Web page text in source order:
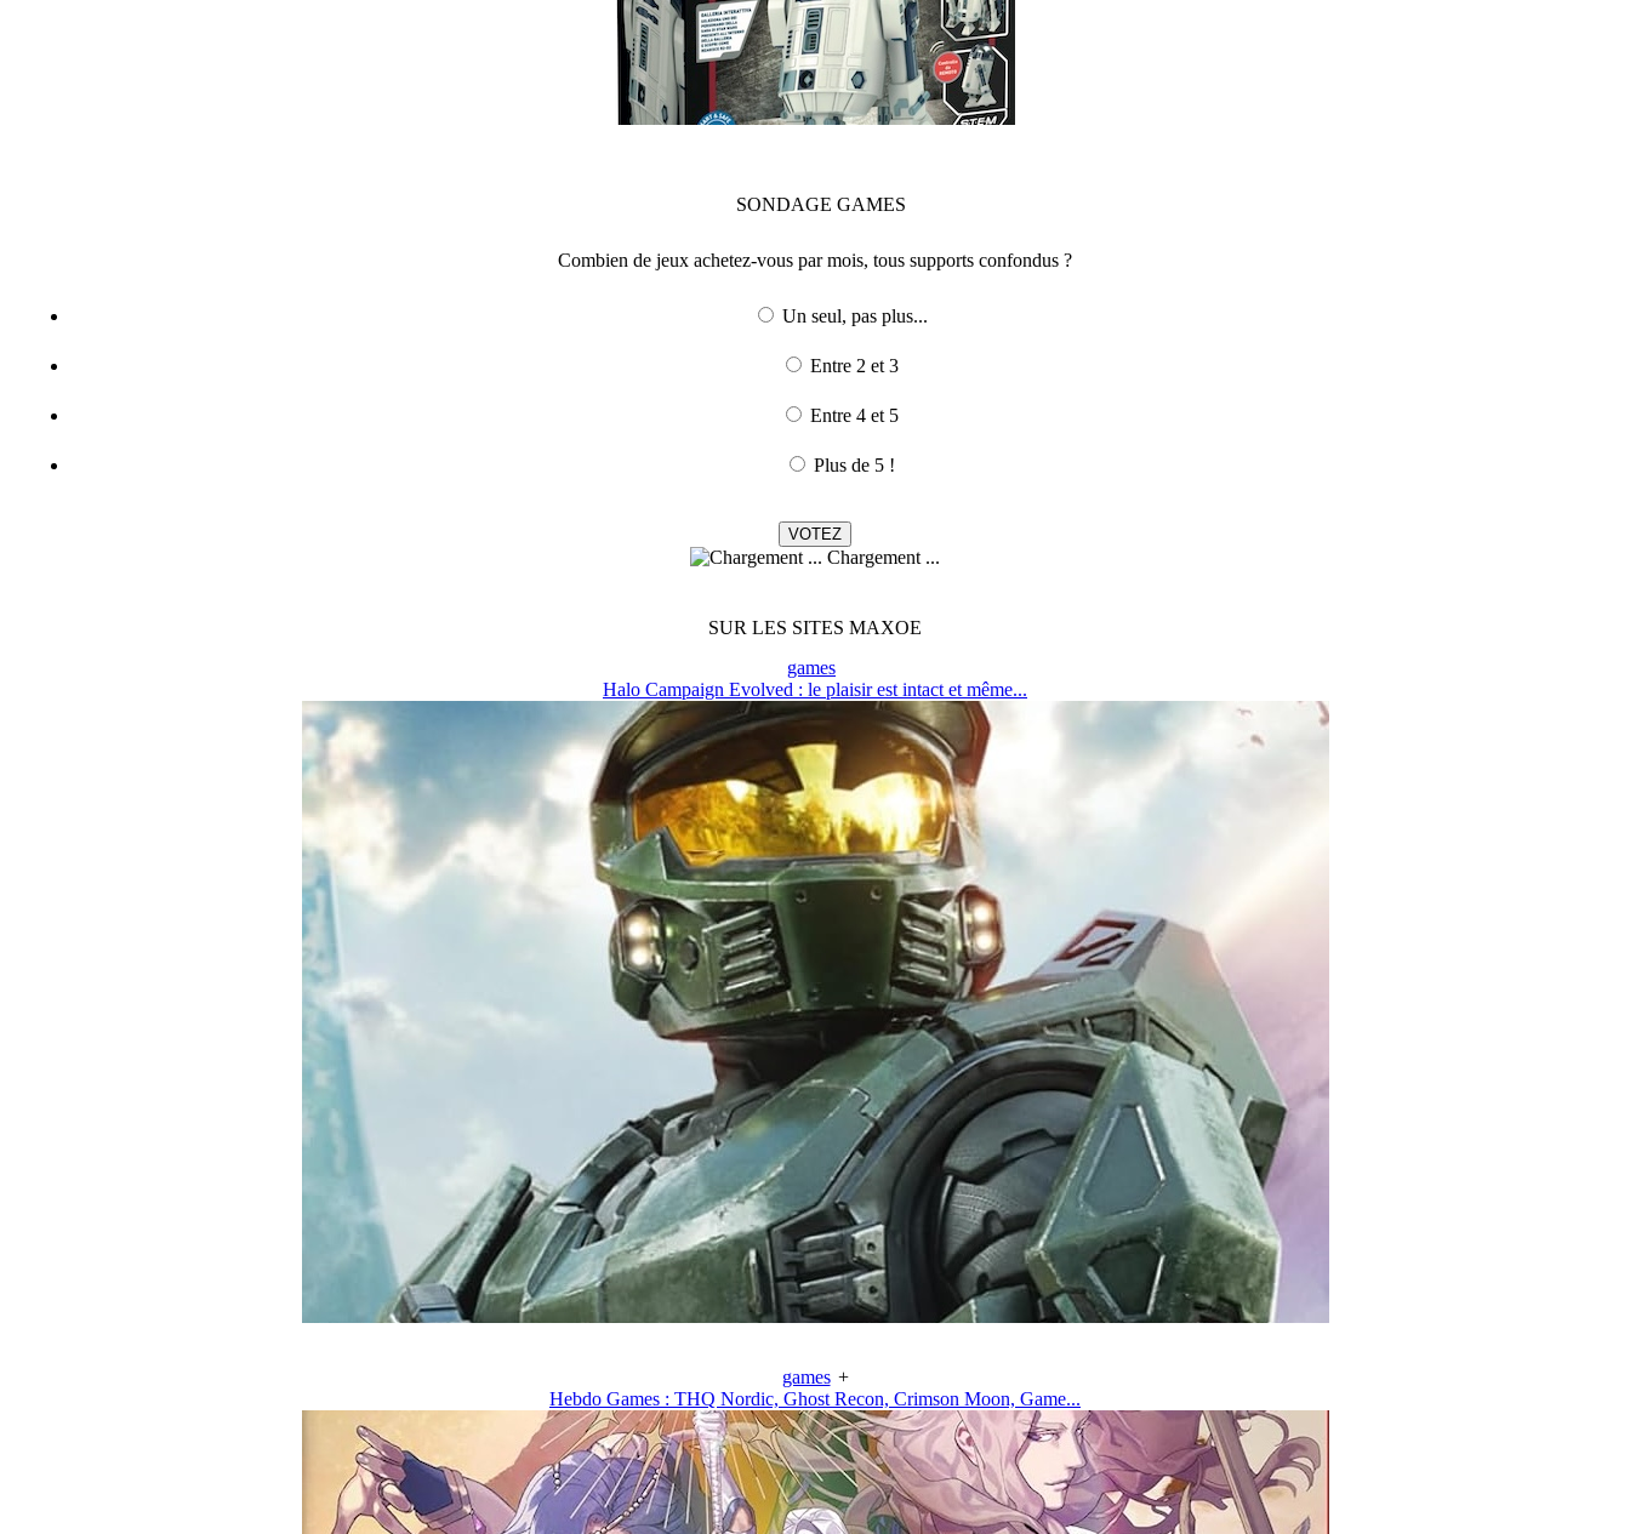
SONDAGE GAMES
Combien de jeux achetez-vous par mois, tous supports confondus ?
Un seul, pas plus...
Entre 2 et 3
Entre 4 et 5
Plus de 5 !
Chargement ...
SUR LES SITES MAXOE
games
Halo Campaign Evolved : le plaisir est intact et même...
games +
Hebdo Games : THQ Nordic, Ghost Recon, Crimson Moon, Game...